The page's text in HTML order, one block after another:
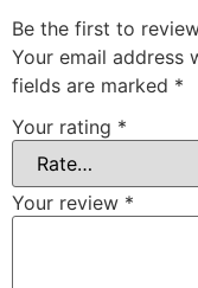
Be the first to
Your email address
fields are marked *
Your rating *
Your review *